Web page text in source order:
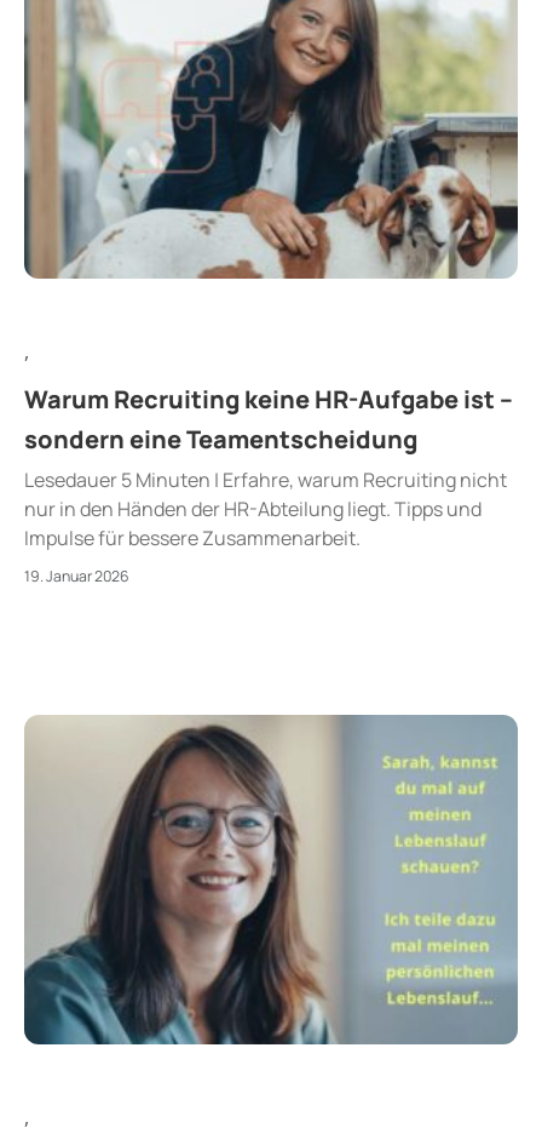
,
Warum Recruiting keine HR-Aufgabe ist –
sondern eine Teamentscheidung
Lesedauer 5 Minuten | Erfahre, warum Recruiting nicht
nur in den Händen der HR-Abteilung liegt. Tipps und
Impulse für bessere Zusammenarbeit.
19. Januar 2026
,